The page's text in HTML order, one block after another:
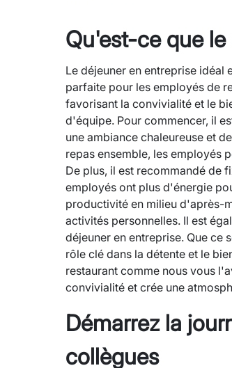
Qu'est-ce que
Le déjeuner en entreprise
parfaite pour les employés de
favorisant la convivialité et le
d'équipe. Pour commencer, il
une ambiance chaleureuse et
repas ensemble, les employés
De plus, il est recommandé de
employés ont plus d'énergie
productivité en milieu d'après-
activités personnelles. Il est
déjeuner en entreprise. Que ce
rôle clé dans la détente et le
restaurant comme nous vous
convivialité et crée une
Démarrez la
collègues